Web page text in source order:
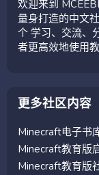
欢迎来到
量身打造的中文
个 学习、交流、
者更高效地使用
更多社区内容
Minecraft电子书
Minecraft教育版
Minecraft教育版